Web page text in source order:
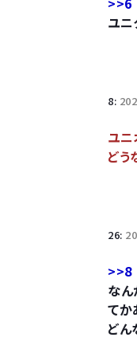
ユ
8:
ユニ
どう
26:
>>8
なん
てか
どん